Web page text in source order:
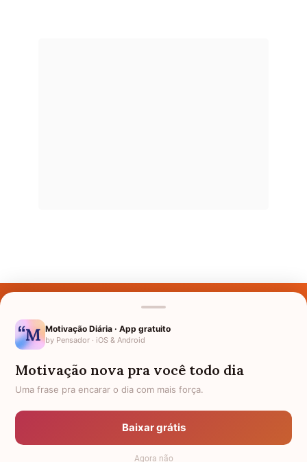
Nomes pelo Mundo
Política de Privacidade
Anuncie
Motivação Diária · App gratuito
by Pensador · iOS & Android
Motivação nova pra você todo dia
Uma frase pra encarar o dia com mais força.
Baixar grátis
Agora não